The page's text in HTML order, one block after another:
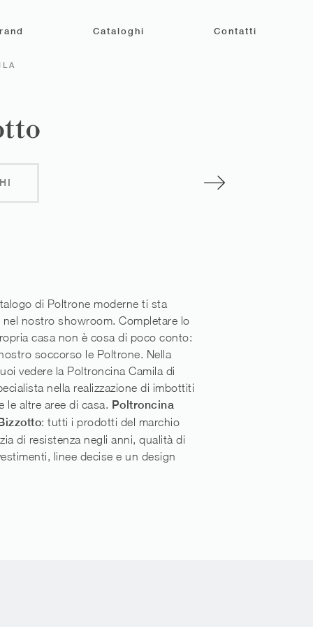
Cataloghi Contatti
di Poltrone moderne ti sta
nostro showroom. Completare lo
casa non è cosa di poco conto:
soccorso le Poltrone. Nella
vedere la Poltroncina Camila di
nella realizzazione di imbottiti
le altre aree di casa. Poltroncina
: tutti i prodotti del marchio
di resistenza negli anni, qualità di
linee decise e un design